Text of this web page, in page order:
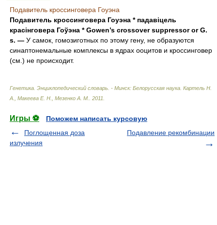
Подавитель кроссинговера Гоуэна
Подавитель кроссинговера Гоуэна * падавіцель
красінговера Гоўэна * Gowen’s crossover suppressor or G.
s. — У самок, гомозиготных по этому гену, не образуются
синаптонемальные комплексы в ядрах ооцитов и кроссинговер
(см.) не происходит.
Генетика. Энциклопедический словарь. - Минск: Белорусская наука Картель Н.
А., Макеева Е. Н., Мезенко А. М.
2011
Игры ⚽
Поможем написать курсовую
Поглощенная доза
излучения
Подавление рекомбинации